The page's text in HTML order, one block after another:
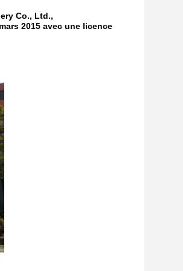
Co., Ltd.,
2015 avec une licence